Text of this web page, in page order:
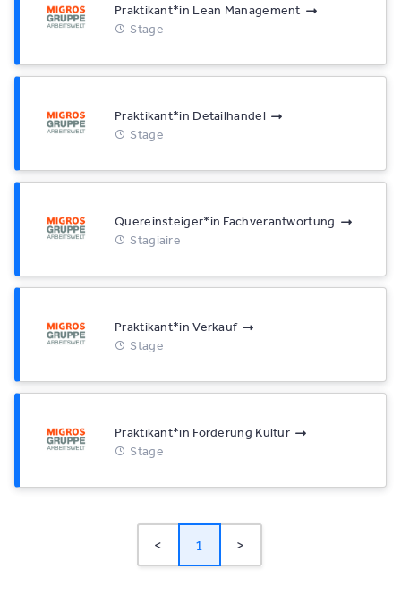
Praktikant*​in Lean Management
Stage
Praktikant*​in Detailhandel
Stage
Quereinsteiger*​in Fachverantwortung
Stagiaire
Praktikant*​in Verkauf
Stage
Praktikant*​in Förderung Kultur
Stage
< 1 >